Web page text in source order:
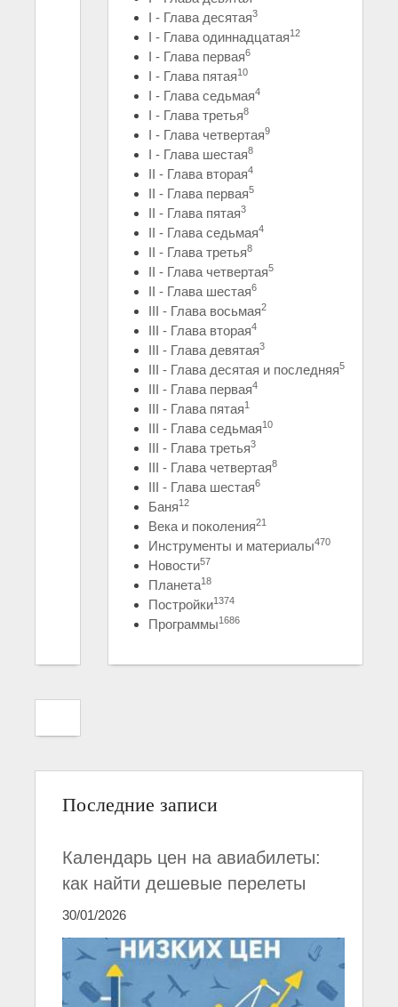
I - Глава десятая3
I - Глава одиннадцатая12
I - Глава первая6
I - Глава пятая10
I - Глава седьмая4
I - Глава третья8
I - Глава четвертая9
I - Глава шестая8
II - Глава вторая4
II - Глава первая5
II - Глава пятая3
II - Глава седьмая4
II - Глава третья8
II - Глава четвертая5
II - Глава шестая6
III - Глава восьмая2
III - Глава вторая4
III - Глава девятая3
III - Глава десятая и последняя5
III - Глава первая4
III - Глава пятая1
III - Глава седьмая10
III - Глава третья3
III - Глава четвертая8
III - Глава шестая6
Баня12
Века и поколения21
Инструменты и материалы470
Новости57
Планета18
Постройки1374
Программы1686
Последние записи
Календарь цен на авиабилеты:
как найти дешевые перелеты
30/01/2026